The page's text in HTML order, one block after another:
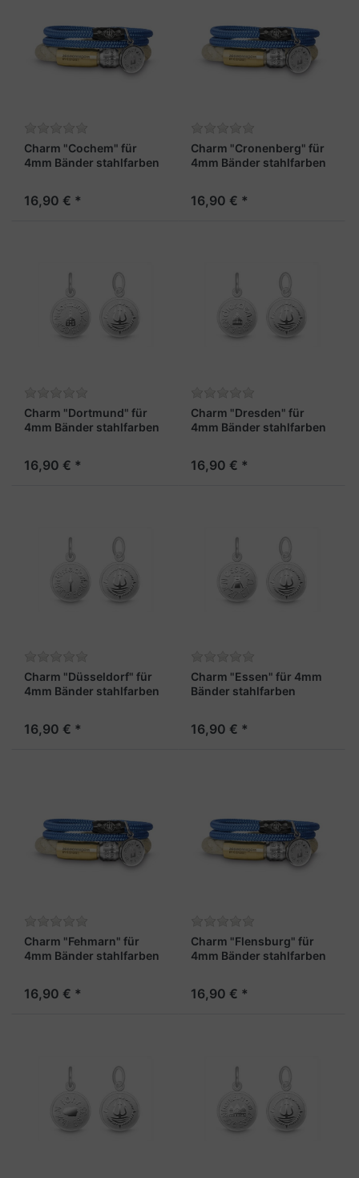
Charm "Cochem" für
4mm Bänder stahlfarben
16,90 € *
Charm "Cronenberg" für
4mm Bänder stahlfarben
16,90 € *
Charm "Dortmund" für
4mm Bänder stahlfarben
16,90 € *
Charm "Dresden" für
4mm Bänder stahlfarben
16,90 € *
Charm "Düsseldorf" für
4mm Bänder stahlfarben
16,90 € *
Charm "Essen" für 4mm
Bänder stahlfarben
16,90 € *
Charm "Fehmarn" für
4mm Bänder stahlfarben
16,90 € *
Charm "Flensburg" für
4mm Bänder stahlfarben
16,90 € *